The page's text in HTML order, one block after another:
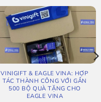
VINIGIFT & EAGLE VINA: HỢP
TÁC THÀNH CÔNG VỚI GẦN
500 BỘ QUÀ TẶNG CHO
EAGLE VINA